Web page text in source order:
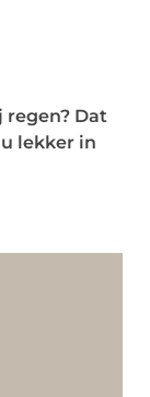
regen? Dat
lekker in